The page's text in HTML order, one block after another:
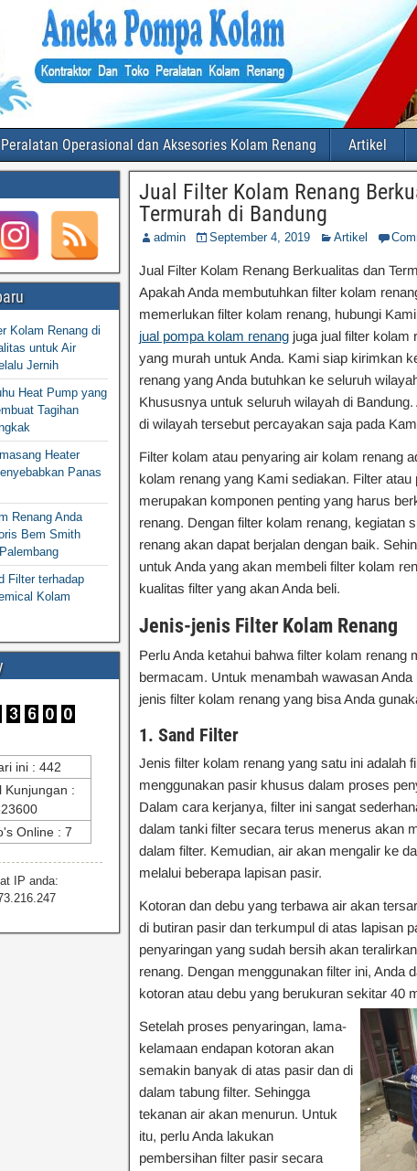
Peralatan Operasional dan Aksesories Kolam Renang Artikel
Jual Filter Kolam Renang
Termurah di Bandung
admin September 4, 2019 Artikel
Jual Filter Kolam Renang Berkualitas dan
Apakah Anda membutuhkan filter kolam
memerlukan filter kolam renang, hubungi
jual pompa kolam renangjuga jual filter kolam
yang murah untuk Anda. Kami siap kirimkan
renang yang Anda butuhkan ke seluruh
Khususnya untuk seluruh wilayah di
di wilayah tersebut percayakan saja pada
Filter kolam atau penyaring air kolam renang
kolam renang yang Kami sediakan. Filter atau
merupakan komponen penting yang harus
renang. Dengan filter kolam renang, kegiatan
renang akan dapat berjalan dengan baik.
untuk Anda yang akan membeli filter kolam
kualitas filter yang akan Anda beli.
Jenis-jenis Filter Kolam Renang
Perlu Anda ketahui bahwa filter kolam renang
bermacam. Untuk menambah wawasan Anda
jenis filter kolam renang yang bisa Anda
1. Sand Filter
Jenis filter kolam renang yang satu ini adalah
menggunakan pasir khusus dalam proses
Dalam cara kerjanya, filter ini sangat
dalam tanki filter secara terus menerus akan
dalam filter. Kemudian, air akan mengalir ke
melalui beberapa lapisan pasir.
Kotoran dan debu yang terbawa air akan
di butiran pasir dan terkumpul di atas lapisan
penyaringan yang sudah bersih akan
renang. Dengan menggunakan filter ini, Anda
kotoran atau debu yang berukuran sekitar 40
Setelah proses penyaringan, lama-
kelamaan endapan kotoran akan
semakin banyak di atas pasir dan di
dalam tabung filter. Sehingga
tekanan air akan menurun. Untuk
itu, perlu Anda lakukan
pembersihan filter pasir secara
Kolam Renang di
untuk Air
Jernih
Heat Pump yang
Tagihan
Heater
Panas
Renang Anda
Bem Smith
Filter terhadap
Kolam
ini : 442
Kunjungan :
Online : 7
IP anda: